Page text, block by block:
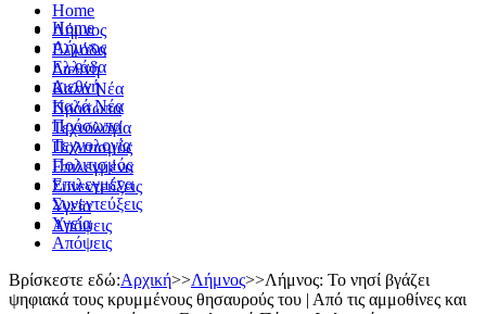
Home
Λήμνος
Ελλάδα
Διεθνή
Καλά Νέα
Πρόσωπα
Τεχνολογία
Πολιτισμός
Επιλεγμένα
Συνεντεύξεις
Υγεία
Απόψεις
Home
Λήμνος
Ελλάδα
Διεθνή
Καλά Νέα
Πρόσωπα
Τεχνολογία
Πολιτισμός
Επιλεγμένα
Συνεντεύξεις
Υγεία
Απόψεις
Βρίσκεστε εδώ:Αρχική>>Λήμνος>>Λήμνος: Το νησί βγάζει
ψηφιακά τους κρυμμένους θησαυρούς του | Από τις αμμοθίνες και